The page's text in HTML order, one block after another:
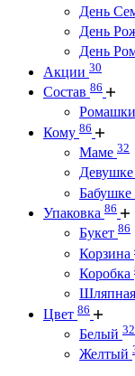
День
День
День
Акции 30
Состав 86
Кому 86
Маме 32
Девушке
Бабушке
Упаковка 86
Букет 86
Корзина
Коробка
Цвет 86
Белый 32
Желтый